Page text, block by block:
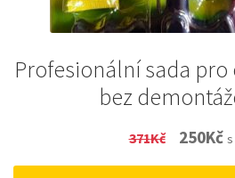
Profesionální sada pro
bez
371Kč
Original
price
250Kč